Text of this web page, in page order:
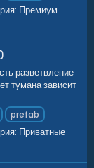
Премиум
разветвление
тумана зависит
prefab
Приватные